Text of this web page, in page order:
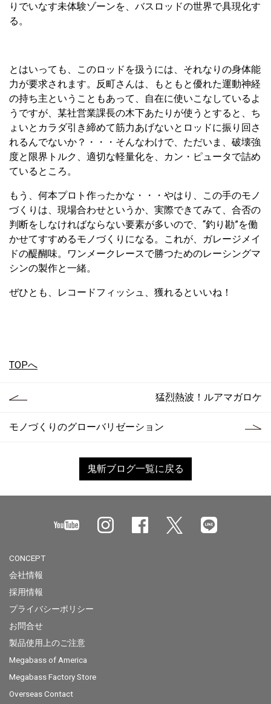
りでいなす未体験ゾーンを、バスロッドの世界で具現化す
る。
とはいっても、このロッドを扱うには、それなりの身体能
力が要求されます。反町さんは、もともと優れた運動神経
の持ち主ということもあって、自在に使いこなしているよ
うですが、某社営業課長の木下あたりが使うとすると、ち
ょいとカラダ引き締めて筋力あげないとロッドに振り回さ
れるんでないか？・・・そんなわけで、ただいま、破壊強
度と限界トルク、適切な軽量化を、カン・ピュータで詰め
ているところ。
もう、何本プロト作ったかな・・・やはり、この手のモノ
づくりは、現場合わせというか、実際できてみて、合否の
判断をしなければならない要素が多いので、“釣り勘”を働
かせてすすめるモノづくりになる。これが、ガレージメイ
ドの醍醐味。ワンメークレースで勝つためのレーシングマ
シンの製作と一緒。
ぜひとも、レコードフィッシュ、獲れるといいね！
TOPへ
猛烈熱波！ルアマガロケ
モノづくりのグローバリゼーション
鬼斬ブログ一覧に戻る
CONCEPT
会社情報
採用情報
プライバシーポリシー
お問合せ
製品使用上のご注意
Megabass of America
Megabass Factory Store
Overseas Contact